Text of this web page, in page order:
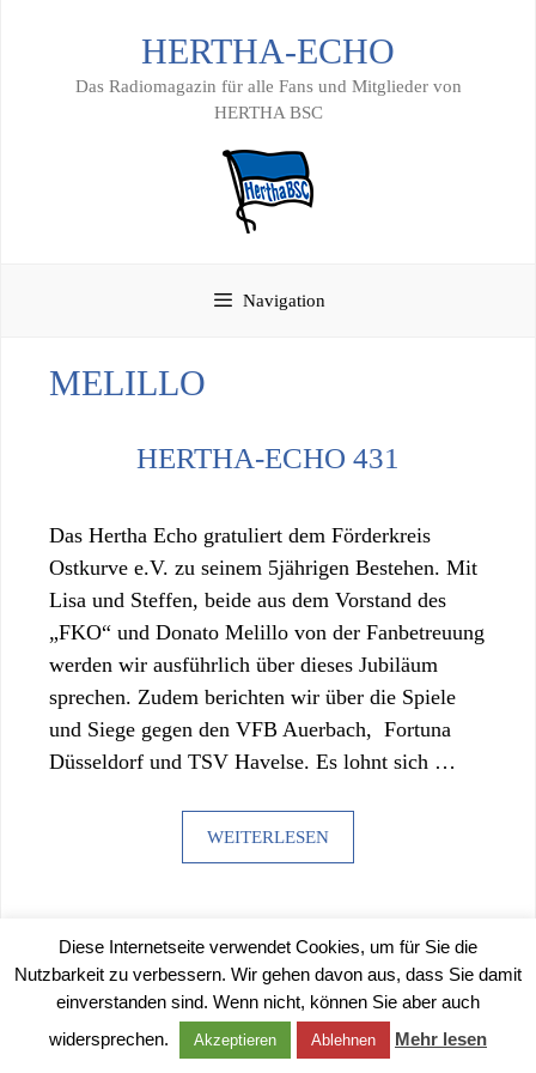
HERTHA-ECHO
Das Radiomagazin für alle Fans und Mitglieder von
HERTHA BSC
Navigation
MELILLO
HERTHA-ECHO 431
Das Hertha Echo gratuliert dem Förderkreis
Ostkurve e.V. zu seinem 5jährigen Bestehen. Mit
Lisa und Steffen, beide aus dem Vorstand des
„FKO“ und Donato Melillo von der Fanbetreuung
werden wir ausführlich über dieses Jubiläum
sprechen. Zudem berichten wir über die Spiele
und Siege gegen den VFB Auerbach, Fortuna
Düsseldorf und TSV Havelse. Es lohnt sich …
WEITERLESEN
IMPRESSUM|DATENSCHUTZERKLÄRUNG
Diese Internetseite verwendet Cookies, um für Sie die
Nutzbarkeit zu verbessern. Wir gehen davon aus, dass Sie damit
einverstanden sind. Wenn nicht, können Sie aber auch
widersprechen.
Akzeptieren Ablehnen Mehr lesen